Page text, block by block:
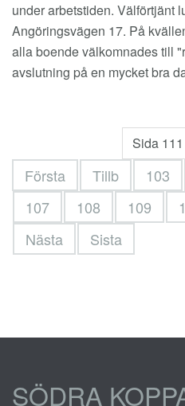
under arbetstiden. Välförtjänt
Angöringsvägen 17. På
alla boende välkomnades till
avslutning på en mycket bra
Sida
Första Tillb 103
107
108 109
Nästa
Sista
SÖDRA